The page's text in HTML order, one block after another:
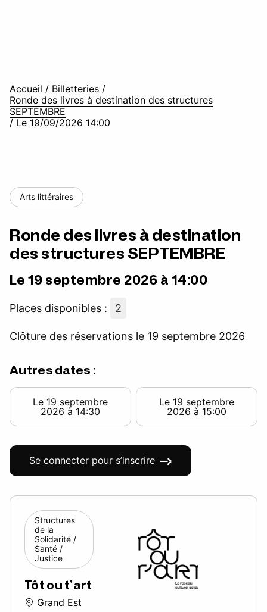
Accueil / Billetteries /
Ronde des livres à destination des structures
SEPTEMBRE
/ Le 19/09/2026 14:00
Arts littéraires
Ronde des livres à destination
des structures SEPTEMBRE
Le 19 septembre 2026 à 14:00
Places disponibles : 2
Clôture des réservations le 19 septembre 2026
Autres dates :
Le 19 septembre
2026 à 14:30
Le 19 septembre
2026 à 15:00
Se connecter pour s’inscrire
Structures
de la
Solidarité /
Santé /
Justice
Tôt ou t’art
Grand Est